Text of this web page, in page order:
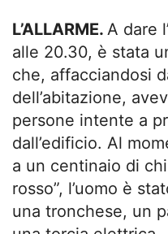
L’ALLARME. A dare
alle 20.30, è stata
che, affacciandosi
dell’abitazione,
persone intente a
dall’edificio. Al
a un centinaio di
rosso”, l’uomo è
una tronchese, un